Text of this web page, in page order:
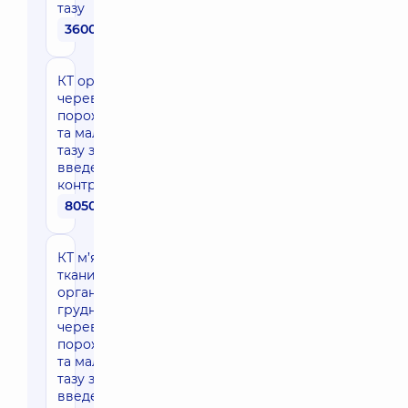
тазу
3600 грн
КТ органів
черевної
порожнини
та малого
тазу з
введенням
контрасту
8050 грн
КТ м’яких
тканин шиї,
органів
грудної,
черевної
порожнини
та малого
тазу з
введенням